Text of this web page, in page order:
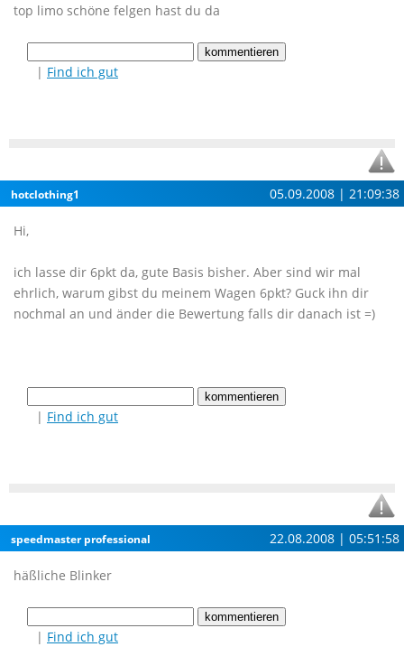
top limo schöne felgen hast du da
| Find ich gut
hotclothing1 05.09.2008 | 21:09:38
Hi,
ich lasse dir 6pkt da, gute Basis bisher. Aber sind wir mal
ehrlich, warum gibst du meinem Wagen 6pkt? Guck ihn dir
nochmal an und änder die Bewertung falls dir danach ist =)
| Find ich gut
speedmaster professional 22.08.2008 | 05:51:58
häßliche Blinker
| Find ich gut